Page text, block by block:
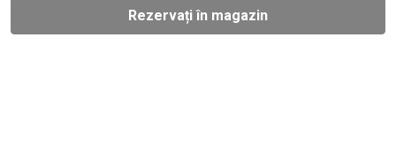
Rezervați în magazin